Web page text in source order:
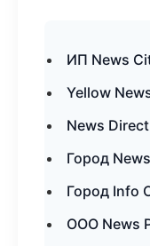
ИП News
Yellow
News
Город
Город Info
ООО News